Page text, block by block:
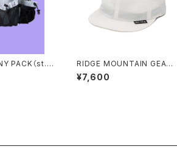
PACK（st.v
m
RIDGE MOUNTAIN GEAR /
BASIC CAP EXTRA（2026）
¥7,600